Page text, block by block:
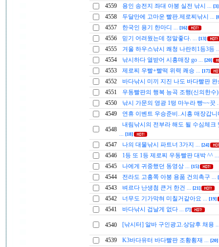
4559 용인 송전지 좌대 아붕 실전 낚시 [3]
4558 두달만에 고마운 빨판.제로찌낚시
4557 한국인 용기 한마디 [16]
4556 믿기 어려웠는데 정말좋다. [13]
4555 겨울 하우스낚시 쾌청 나란히1등3등
4554 낚시하다 열받어 시흥매장 go [20]
4553 제로찌 우빨+빨떡 위력 쾌승 [17]
4552
바다낚시 미끼 지진 나도 바다빨판
4551
우동빨판의 행복 능곡 조행(신의한수
4550
낚시 가문의 영광 1떵 마누라 빵~~끗
4549 연휴 이벤트 우승준비..시흥 매장갑
4548
내림낚시의 전부라 해도 될 수심체크
[18]
4547 나의 대물낚시 파트너 3가지 [24]
4546 1등 또 1등 제로찌 우동빨판 대박 ^^
4545 나에게 귀중했던 동영상 [15]
4544 전라도 고흥쪽 아붕 용품 건의촉구
4543 벼르다 난생첨 큰거 한건 [21]
4542 너무도 기가막혀 미칠거같아요 [19]
4541 바다낚시 겁날게 없다 [7]
4540 [낚시터] 알바 구인광고.상담후 채용
4539 K3바다유터 바다빨판 조황횡재 [20]